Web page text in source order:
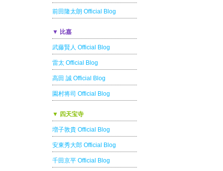
前田隆太朗 Official Blog
▼ 比嘉
武藤賢人 Official Blog
雷太 Official Blog
高田 誠 Official Blog
園村将司 Official Blog
▼ 四天宝寺
増子敦貴 Official Blog
安東秀大郎 Official Blog
千田京平 Official Blog